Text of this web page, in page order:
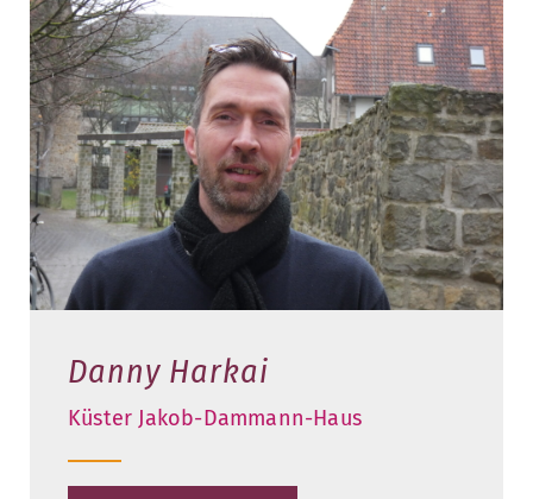
Danny Harkai
Küster Jakob-Dammann-Haus